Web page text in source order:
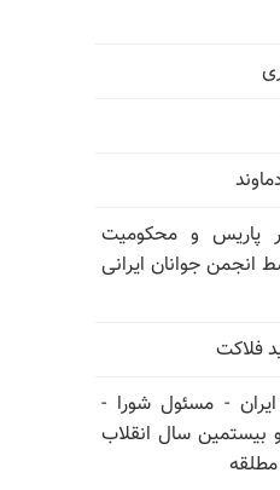
پاریس و محکومیت
انجمن جوانان ایرانی
فلاکت
- مسئول شورا -
صد و بیستمین سال انقلاب